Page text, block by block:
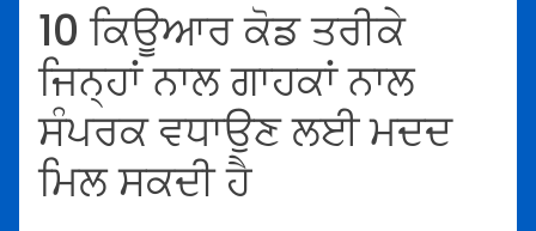
10 ਕਿਊਆਰ ਕੋਡ ਤਰੀਕੇ
ਜਿਨ੍ਹਾਂ ਨਾਲ ਗਾਹਕਾਂ ਨਾਲ
ਸੰਪਰਕ ਵਧਾਉਣ ਲਈ ਮਦਦ
ਮਿਲ ਸਕਦੀ ਹੈ